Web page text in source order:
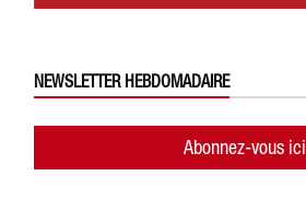
NEWSLETTER HEBDOMADAIRE
Abonnez-vous ici